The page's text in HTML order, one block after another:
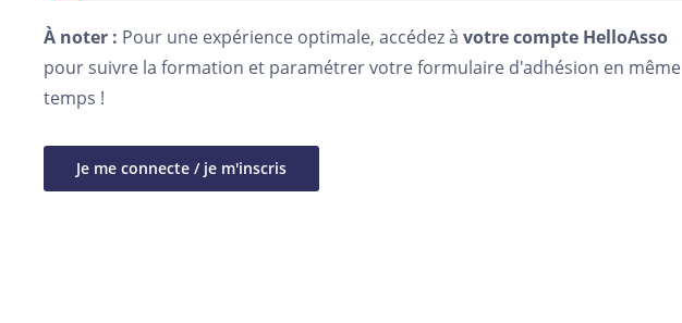
À noter : Pour une expérience optimale, accédez à votre compte HelloAsso
pour suivre la formation et paramétrer votre formulaire d'adhésion en même
temps !
Je me connecte / je m'inscris